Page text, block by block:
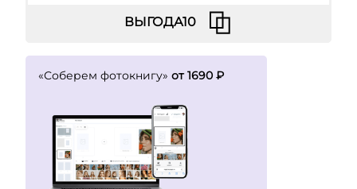
«Соберем фотокнигу» от 1690 ₽